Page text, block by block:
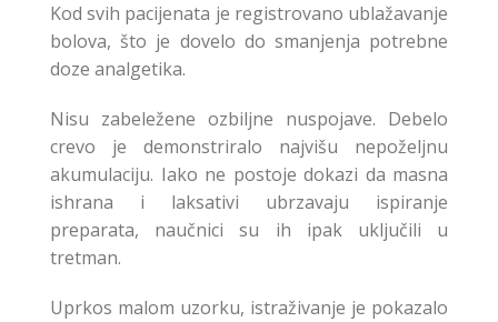
Kod svih pacijenata je registrovano ublažavanje
bolova, što je dovelo do smanjenja potrebne
doze analgetika.
Nisu zabeležene ozbiljne nuspojave. Debelo
crevo je demonstriralo najvišu nepoželjnu
akumulaciju. Iako ne postoje dokazi da masna
ishrana i laksativi ubrzavaju ispiranje
preparata, naučnici su ih ipak uključili u
tretman.
Uprkos malom uzorku, istraživanje je pokazalo